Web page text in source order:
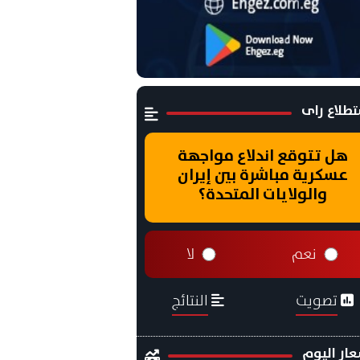
راى
هل تتوقع اندلاع مواجهة
عسكرية مباشرة بين إيران
والولايات المتحدة؟
نعم لا
تصويت النتائج
اليوم